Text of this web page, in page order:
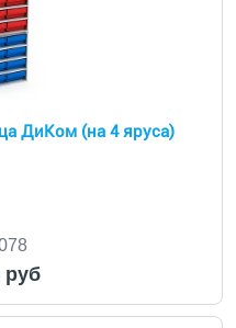
ДиКом (на 4 яруса)
руб